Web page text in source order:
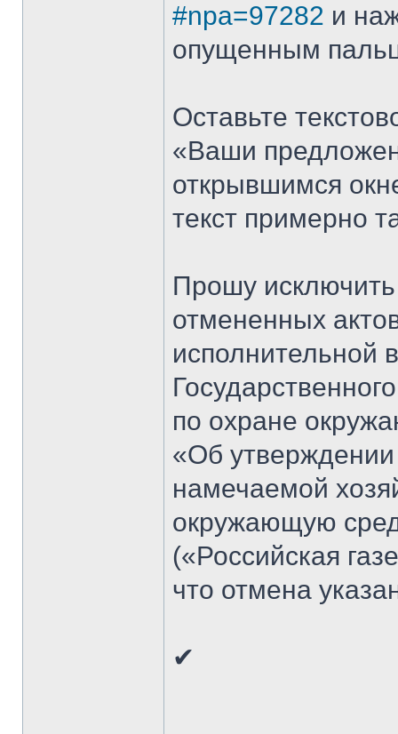
#npa=97282 и
опущенным
Оставьте
«Ваши
открывшимся
текст примерно
Прошу исключить
отмененных
исполнительной
по охране
«Об
намечаемой
окружающую
(«Российская
что отмена
✔